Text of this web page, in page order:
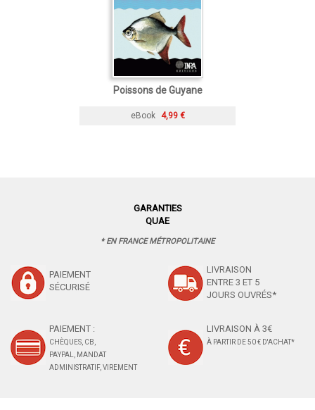
Poissons de Guyane
eBook 4,99 €
GARANTIES
QUAE
* EN FRANCE MÉTROPOLITAINE
PAIEMENT
SÉCURISÉ
LIVRAISON
ENTRE 3 ET 5
JOURS OUVRÉS*
PAIEMENT :
CHÈQUES, CB,
PAYPAL, MANDAT
ADMINISTRATIF, VIREMENT
LIVRAISON À 3€
À PARTIR DE 50 € D'ACHAT*